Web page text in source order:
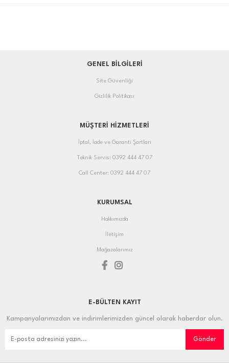
GENEL BİLGİLERİ
Site Güvenliği
Gizlilik Politikası
MÜŞTERİ HİZMETLERİ
İptal, İade ve Garanti Şartları
Teknik Servis: 0392 444 47 07
Call Center: 0392 444 47 07
KURUMSAL
Hakkımızda
İletişim
Mağazalarımız
E-BÜLTEN KAYIT
Kampanyalarımızdan ve indirimlerimizden güncel olarak haberdar olun.
Gönder